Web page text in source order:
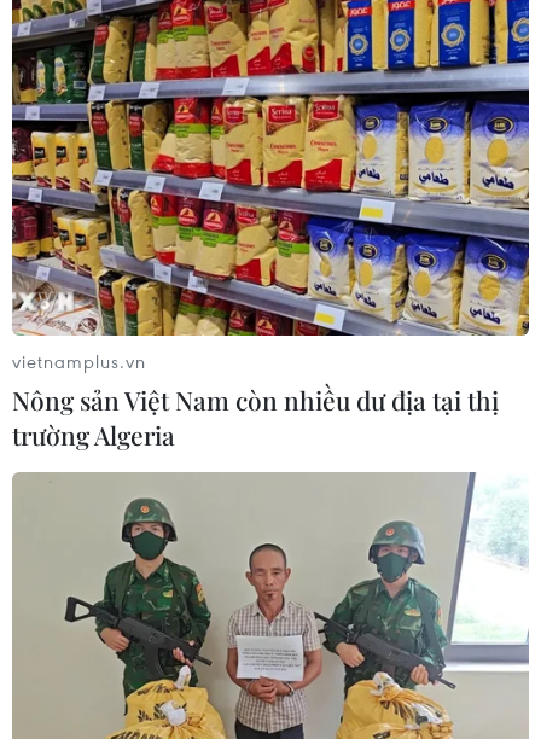
TIN CÙNG CHUYÊN MỤC
Xe tải va chạm xe máy tại Đắk Lắk
làm hai người thương vong
08/08/2026 14:58
vietnamplus.vn
Nông sản Việt Nam còn nhiều dư địa tại thị
trường Algeria